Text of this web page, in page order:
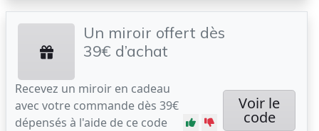
Un miroir offert dès
39€ d’achat
Recevez un miroir en cadeau
avec votre commande dès 39€
dépensés à l'aide de ce code
Voir le
code